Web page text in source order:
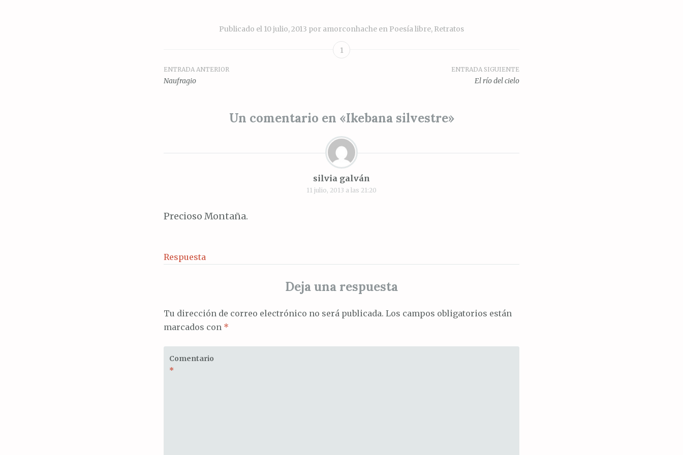
Publicado el 10 julio, 2013 por amorconhache en Poesía libre, Retratos
1
Navegación
ENTRADA ANTERIOR
Naufragio
ENTRADA SIGUIENTE
El río del cielo
Un comentario en «Ikebana silvestre»
silvia galván
11 julio, 2013 a las 21:20
Precioso Montaña.
Respuesta
Deja una respuesta
Tu dirección de correo electrónico no será publicada. Los campos obligatorios están
marcados con *
Comentario
*